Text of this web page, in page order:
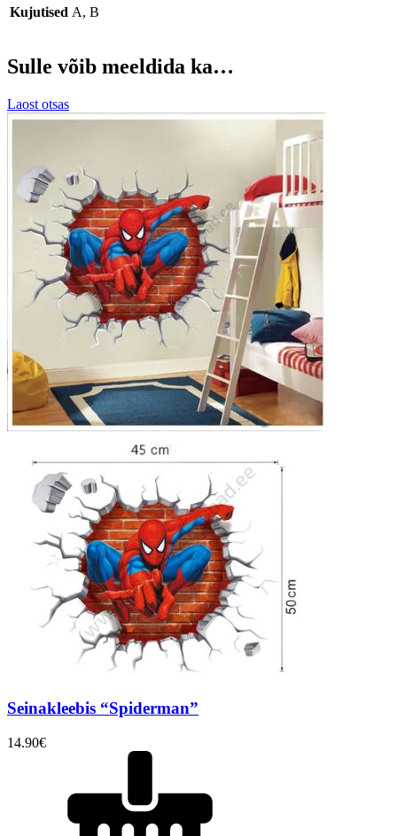
Kujutised A, B
Sulle võib meeldida ka…
Laost otsas
Seinakleebis “Spiderman”
14.90€